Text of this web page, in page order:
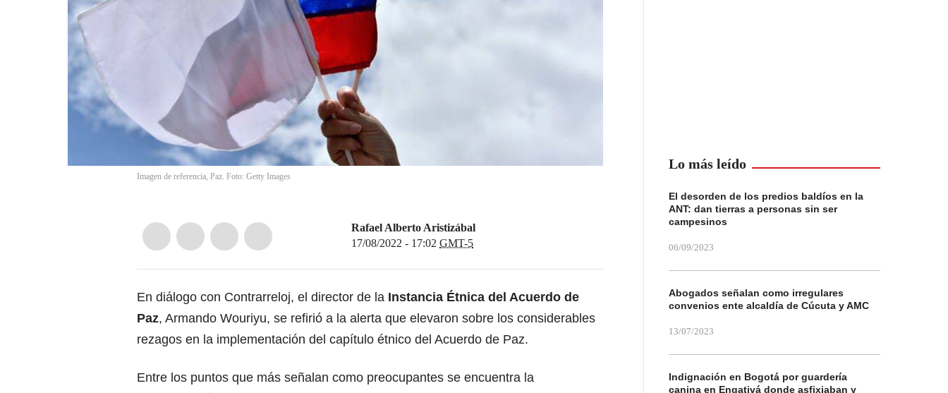
Imagen de referencia, Paz. Foto: Getty Images
Rafael Alberto Aristizábal
17/08/2022 - 17:02 GMT-5
En diálogo con Contrarreloj, el director de la Instancia Étnica del Acuerdo de
Paz, Armando Wouriyu, se refirió a la alerta que elevaron sobre los considerables
rezagos en la implementación del capítulo étnico del Acuerdo de Paz.
Entre los puntos que más señalan como preocupantes se encuentra la
Lo más leído
El desorden de los predios baldíos en la
ANT: dan tierras a personas sin ser
campesinos
06/09/2023
Abogados señalan como irregulares
convenios ente alcaldía de Cúcuta y AMC
13/07/2023
Indignación en Bogotá por guardería
canina en Engativá donde asfixiaban y